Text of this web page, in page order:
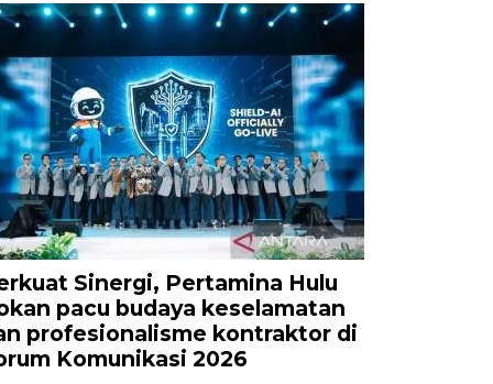
Sinergi, Pertamina Hulu
pacu budaya keselamatan
profesionalisme kontraktor di
Komunikasi 2026